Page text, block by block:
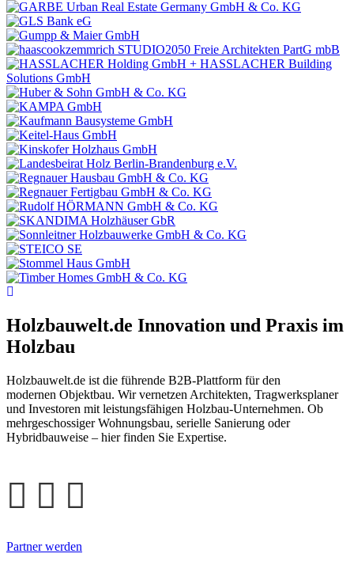
Holzbauwelt.de Innovation und Praxis im
Holzbau
Holzbauwelt.de ist die führende B2B-Plattform für den
modernen Objektbau. Wir vernetzen Architekten, Tragwerksplaner
und Investoren mit leistungsfähigen Holzbau-Unternehmen. Ob
mehrgeschossiger Wohnungsbau, serielle Sanierung oder
Hybridbauweise – hier finden Sie Expertise.
Partner werden